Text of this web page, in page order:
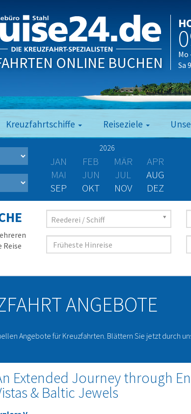
ONLINE BUCHEN
Mo
Sa
Kreuzfahrtschiffe Reiseziele
2026
JAN FEB MÄR
APR
MAI
JUN JUL
AUG
SEP
OKT NOV DEZ
Reise
Reederei / Schiff
ANGEBOTE
Angebote für Kreuzfahrten. Blättern Sie jetzt durch
Extended Journey through
& Baltic Jewels